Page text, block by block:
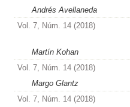
Andrés Avellaneda
Vol. 7, Núm. 14 (2018)
Martín Kohan
Vol. 7, Núm. 14 (2018)
Margo Glantz
Vol. 7, Núm. 14 (2018)